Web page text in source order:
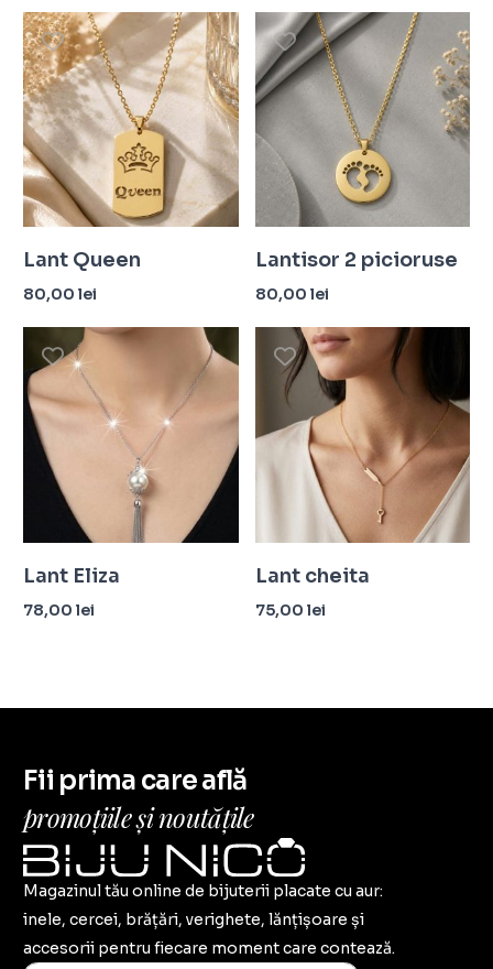
Lant Queen
80,00lei
Adaugă în coș
Lantisor 2 picioruse
80,00 lei
Adaugă în coș
Lant Eliza
78,00lei
Lant cheita
75,00 lei
Fii prima care află
promoțiile și noutățile
Magazinul tău online de bijuterii placate cu aur:
inele, cercei, brățări, verighete, lănțișoare și
accesorii pentru fiecare moment care contează.